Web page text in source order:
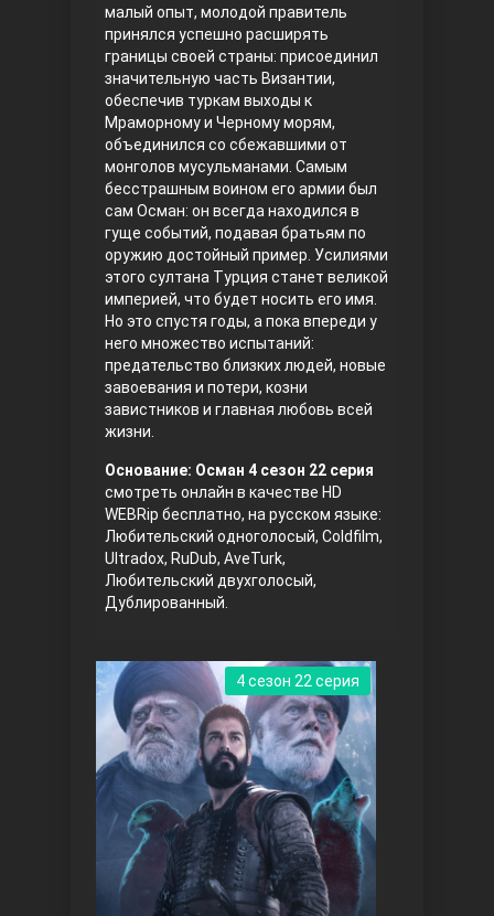
Любовь напрокат
Воскресший Эртугрул
Три сестры
Ветреный холм
малый опыт, молодой правитель
принялся успешно расширять
границы своей страны: присоединил
значительную часть Византии,
обеспечив туркам выходы к
Мраморному и Черному морям,
объединился со сбежавшими от
монголов мусульманами. Самым
бесстрашным воином его армии был
сам Осман: он всегда находился в
гуще событий, подавая братьям по
оружию достойный пример. Усилиями
этого султана Турция станет великой
империей, что будет носить его имя.
Но это спустя годы, а пока впереди у
него множество испытаний:
предательство близких людей, новые
завоевания и потери, козни
завистников и главная любовь всей
жизни.
Основание: Осман 4 сезон 22 серия
смотреть онлайн в качестве HD
WEBRip бесплатно, на русском языке:
Любительский одноголосый, Coldfilm,
Ultradox, RuDub, AveTurk,
Любительский двухголосый,
Дублированный.
4 сезон 22 серия